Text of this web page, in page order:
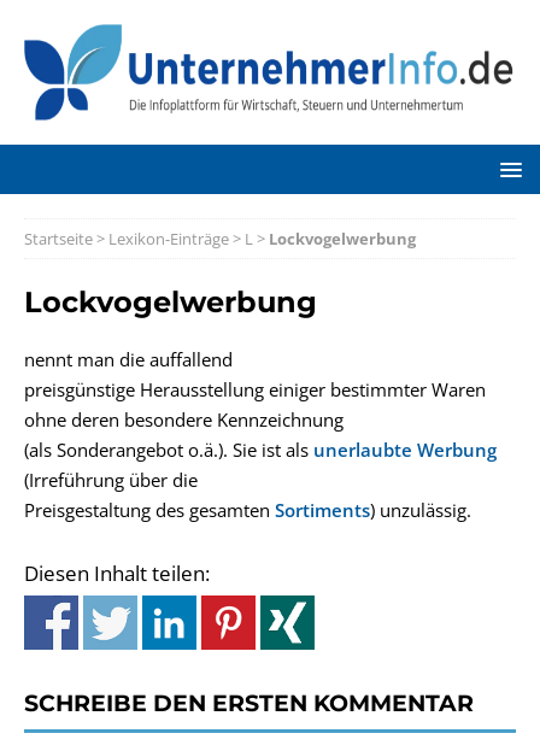
Startseite> Lexikon-Einträge> L> Lockvogelwerbung
Lockvogelwerbung
nennt man die auffallend
preisgünstige Herausstellung einiger bestimmter Waren
ohne deren besondere Kennzeichnung
(als Sonderangebot o.ä.). Sie ist als unerlaubte Werbung
(Irreführung über die
Preisgestaltung des gesamten Sortiments) unzulässig.
Diesen Inhalt teilen:
SCHREIBE DEN ERSTEN KOMMENTAR